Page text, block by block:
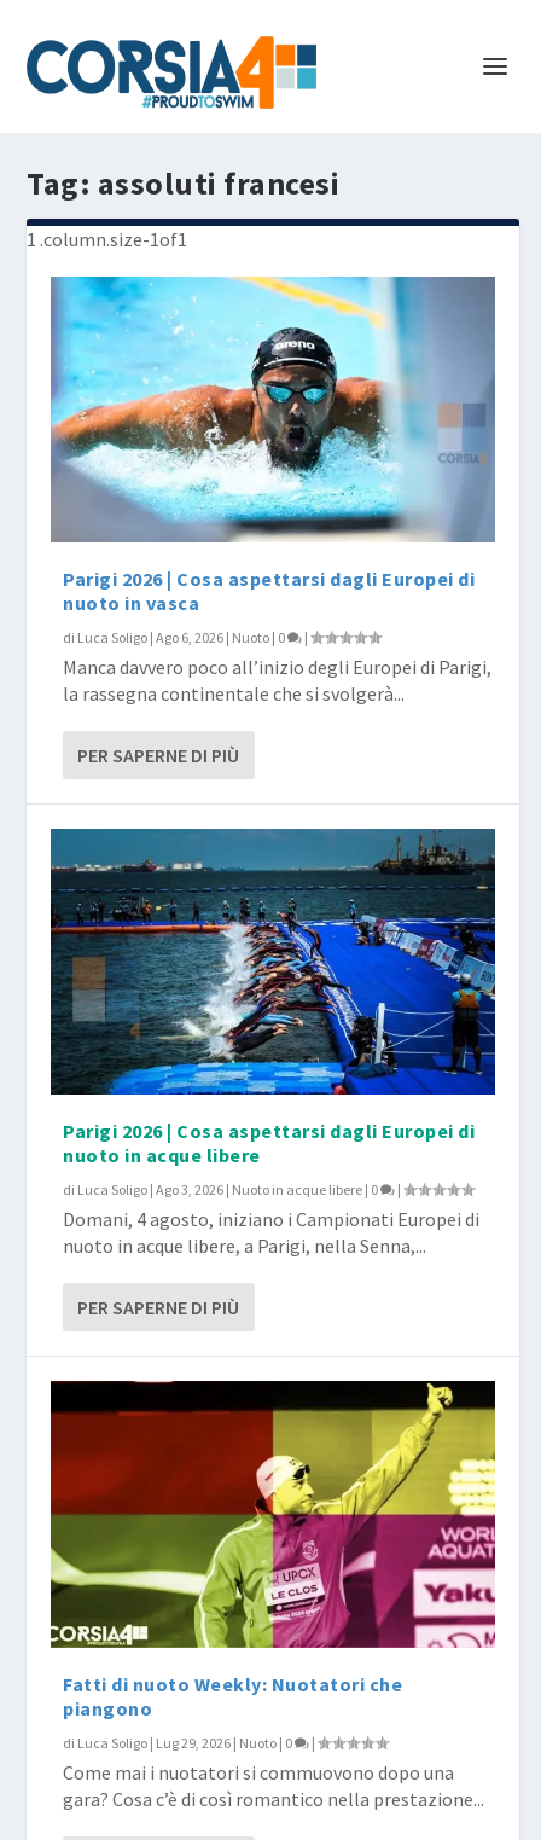
Tag: assoluti francesi
Parigi 2026 | Cosa aspettarsi dagli Europei di
nuoto in vasca
di Luca Soligo |Ago 6, 2026 | Nuoto | 0 |
Manca davvero poco all’inizio degli Europei di Parigi,
la rassegna continentale che si svolgerà...
PER SAPERNE DI PIÙ
Parigi 2026 | Cosa aspettarsi dagli Europei di
nuoto in acque libere
di Luca Soligo |Ago 3, 2026 | Nuoto in acque libere | 0 |
Domani, 4 agosto, iniziano i Campionati Europei di
nuoto in acque libere, a Parigi, nella Senna,...
PER SAPERNE DI PIÙ
Fatti di nuoto Weekly: Nuotatori che
piangono
di Luca Soligo | Lug 29, 2026 | Nuoto | 0 |
Come mai i nuotatori si commuovono dopo una
gara? Cosa c’è di così romantico nella prestazione...